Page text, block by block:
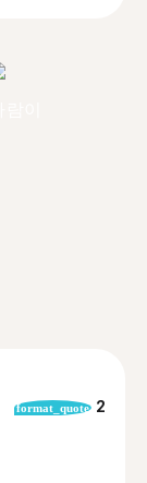
format_quote 2